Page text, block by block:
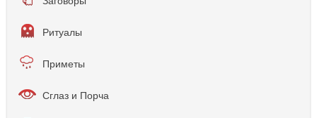
Ритуалы
Приметы
Сглаз и Порча